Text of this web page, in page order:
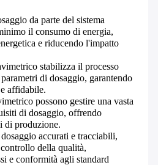
da parte del sistema
il consumo di energia,
e riducendo l'impatto
stabilizza il processo
di dosaggio, garantendo
affidabile.
possono gestire una vasta
di dosaggio, offrendo
di produzione.
accurati e tracciabili,
della qualità,
e conformità agli standard